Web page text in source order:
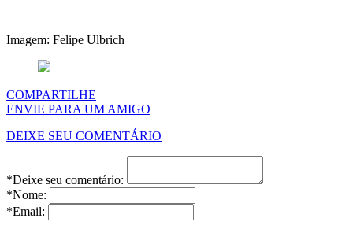
Imagem: Felipe Ulbrich
COMPARTILHE
ENVIE PARA UM AMIGO
DEIXE SEU COMENTÁRIO
*Deixe seu comentário:
*Nome:
*Email: